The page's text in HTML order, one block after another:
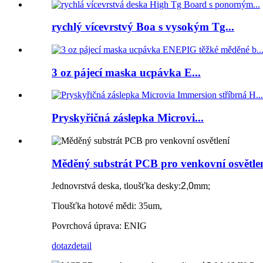
rychlý vícevrstvý Boa s vysokým Tg...
3 oz pájecí maska ​​ucpávka E...
Pryskyřičná záslepka Microvi...
Měděný substrát PCB pro venkovní
Jednovrstvá deska, tloušťka desky:2,0mm;
Tloušťka hotové mědi: 35um,
Povrchová úprava: ENIG
dotazdetail